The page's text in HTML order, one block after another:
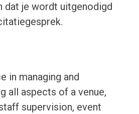
dat je wordt uitgenodigd
in managing and
all aspects of a venue,
supervision, event